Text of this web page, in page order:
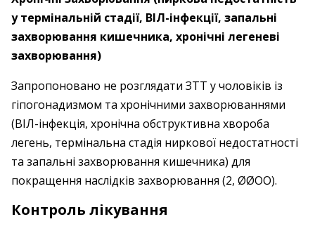
у термінальній стадії, ВІЛ-інфекції, запальні
захворювання кишечника, хронічні легеневі
захворювання)
Запропоновано не розглядати ЗТТ у чоловіків із
гіпогонадизмом та хронічними захворюваннями
(ВІЛ-інфекція, хронічна обструктивна хвороба
легень, термінальна стадія ниркової недостатності
та запальні захворювання кишечника) для
покращення наслідків захворювання (2, ØØОО).
Контроль лікування